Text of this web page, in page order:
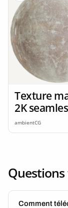
Texture
2K
ambientCG
Comment